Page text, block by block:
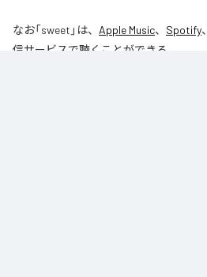
なお「sweet 」は、 Apple Music、 Spotify、
信サービスで聴くことができる。